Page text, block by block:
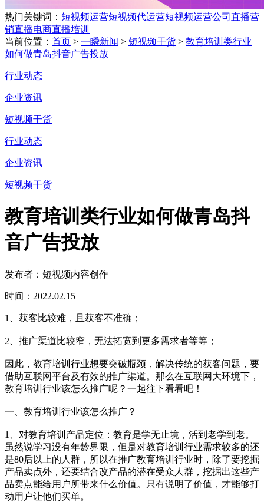
热门关键词： 短视频运营短视频代运营短视频运营公司 直播营
销直播电商直播培训
当前位置： 首页 > 一瞬新闻 > 短视频干货 > 教育培训类行业
如何做青岛抖音广告投放
行业动态
企业资讯
短视频干货
行业动态
企业资讯
短视频干货
教育培训类行业如何做青岛抖
音广告投放
发布者：短视频内容创作
时间：2022.02.15
1、获客比较难，且获客不准确；
2、推广渠道比较窄，无法拓宽到更多需求者等等；
因此，教育培训行业想要突破瓶颈，解决传统的获客问题，要
借助互联网平台及有效的推广渠道。那么在互联网大环境下，
教育培训行业该怎么推广呢？一起往下看看吧！
一、教育培训行业该怎么推广？
1、对教育培训产品定位：教育是学无止境，活到老学到老。
虽然说学习没有年龄界限，但是对教育培训行业需求较多的还
是80后以上的人群，所以在推广教育培训行业时，除了要挖掘
产品卖点外，还要结合改产品的潜在受众人群，挖掘出这些产
品卖点能给用户所带来什么价值。只有说明了价值，才能够打
动用户让他们买单。